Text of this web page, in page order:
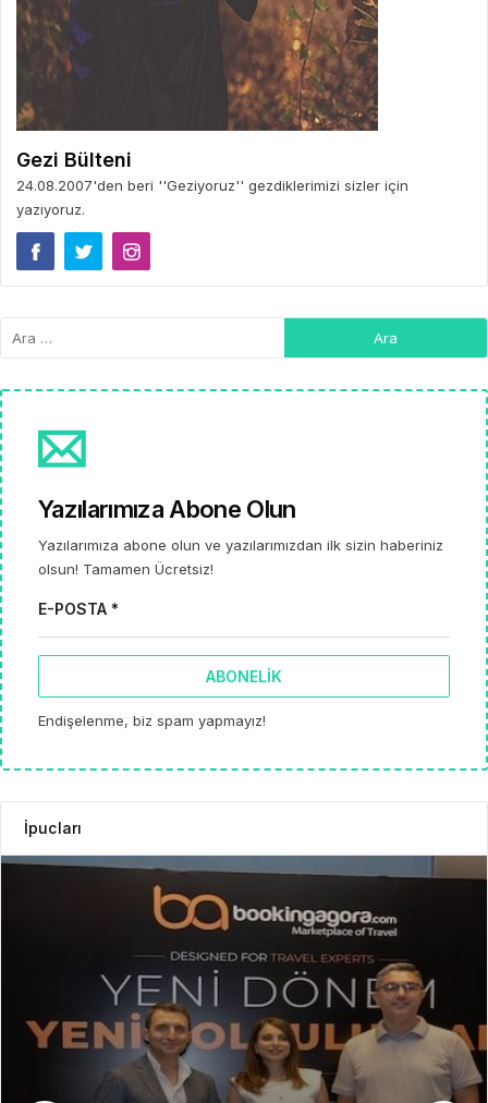
Gezi Bülteni
24.08.2007'den beri ''Geziyoruz'' gezdiklerimizi sizler için
yazıyoruz.
Yazılarımıza Abone Olun
Yazılarımıza abone olun ve yazılarımızdan ilk sizin haberiniz
olsun! Tamamen Ücretsiz!
E-POSTA *
ABONELIK
Endişelenme, biz spam yapmayız!
İpucları